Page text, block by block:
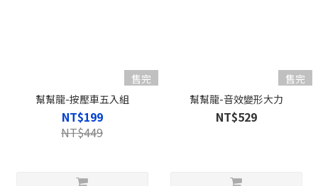
售完
幫幫龍-按壓車五入組
NT$199
NT$449
售完
幫幫龍-音效變形大力
NT$529